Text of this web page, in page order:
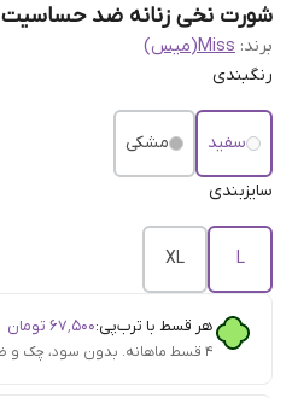
شورت نخی زنانه ضد حساسیت
برند: Miss(میس)
رنگبندی
سفید مشکی
سایزبندی
L
XL
هر قسط با ترب‌پی:۶۷٬۵۰۰ تومان
۴ قسط ماهانه. بدون سود، چک و ضامن.